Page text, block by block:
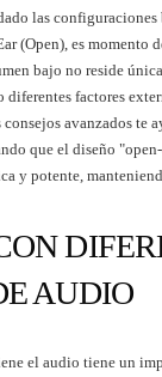
las
(Open), es momento
bajo no reside
diferentes factores
avanzados te
que el diseño
y potente,
AUDIO
el audio tiene un